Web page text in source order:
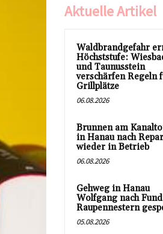
Aktuelle Artikel
Waldbrandgefahr
Höchststufe:
und Taunusstein
verschärfen Regeln
Grillplätze
06.08.2026
Brunnen am
in Hanau nach
wieder in Betrieb
06.08.2026
Gehweg in Hanau
Wolfgang nach
Raupennestern
05.08.2026